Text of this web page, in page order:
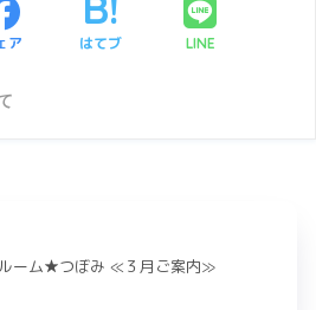
ア はてブ LINE
ーム★つぼみ ≪３月ご案内≫